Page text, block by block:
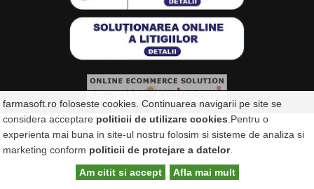
farmasoft.ro foloseste cookies. Continuarea navigarii pe site se
considera acceptare politicii de utilizare cookies .Pentru o
experienta mai buna in site-ul nostru folosim si sisteme de analiza si
marketing conform politicii de protejare a datelor.
Am citit si accept
Afla mai mult